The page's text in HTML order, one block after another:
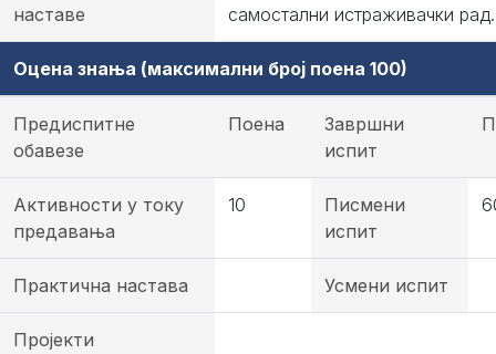
наставе
самостални истраживачки рад.
Оцена знања (максимални број поена 100)
Предиспитне
обавезе
Поена
Завршни
испит
Активности у току
предавања
10
Писмени
испит
Практична настава Усмени испит
Пројекти